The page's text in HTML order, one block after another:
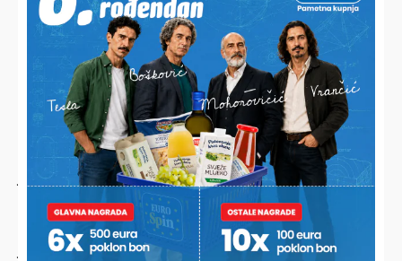
Stršljeni su inače najveće ose, a za razliku od komaraca
i obada ne hrane se krvlju drugih životinja. Njihov otrov
zapravo sadrži manju količinu toksina nego ose,
međutim, ima više tvari acetilkolina koji izaziva jak
osjećaj pečenja. Ipak, njihov ubod za alergičare na
kraju može biti i smrtonosan. U slučaju da znate da vas
je ubo stršljen morate: ubodeni dio tijela držati povišeno
iznad trupa, ako je ostao žalac, pokušajte ga istisnuti
nožićem – ne pincetom jer tako možete samo utisnuti
još otrova. Ono što je posebno opasno, ističu stručnjaci,